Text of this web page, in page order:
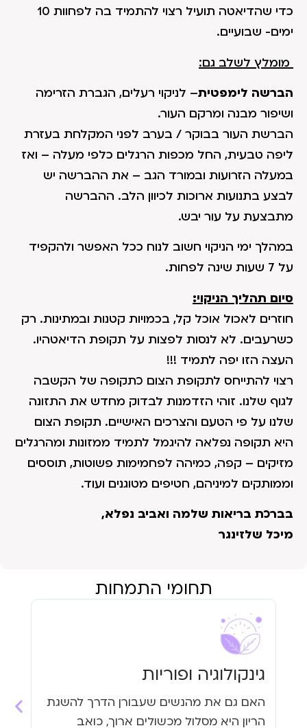
כדי שהדיאטה תועיל רצוי להתמיד בה לפחוות 10
ימים- שבועיים.
מומלץ לשלב גם:
הברשה לימפטית– לניקוי רעלים, הגברת הזרימה
ושיפור מבנה ומרקם העור.
הברשת העור בבוקר / בערב לפני המקלחת בעזרת
ליפה טבעית, החל מכפות הרגלים כלפי מעלה – ואז
במעלה הזרועות ובמורד הגב – את ההברשה יש
לבצע בתנועות ארוכות לכיוון הלב. ההברשה
מתבצעת על עור יבש.
במהלך ימי הניקוי חשוב לנוח ככל האפשר ולהקפיד
על 7 שעות שינה לפחות.
סיום תהליך הניקוי:
חוזרים לאכול אוכל קל, בכמויות קטנות ובמתינות. רק
כשרעבים. לא לנסות לפצות על תקופת הדיאטהיו.
העצה הזו יפה לתמיד !!!
רצוי להתייחס לתקופת הצום כתקופה של הקשבה
לגוף שלנו. זוהי הזדמנות לבדוק מחדש את התזונה
שלנו על פי הטעם והצרכים האישיים. תקופת הצום
היא תקופה נפלאה להיגמל לתמיד ממזונות ומהרגלים
מזיקים – קפה, כמיהה לפחמימות פשוטות, תוססים
וממותקים למיניהם, חטיפים מטוגנים ועוד.
בברכת בריאות שלמה ואביב נפלא,
מיכל שלזינגר
תחומי התמחות
גינקולוגיה ופוריות
האם גם את מהנשים שעבורן הדרך להשגת
הריון היא מסלול מכשולים ארוך, כואב